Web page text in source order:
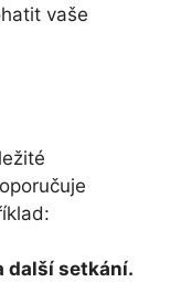
vaše
další setkání.